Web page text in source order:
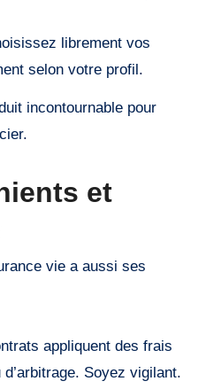
librement vos
selon votre profil.
incontournable pour
et
vie a aussi ses
appliquent des frais
Soyez vigilant.